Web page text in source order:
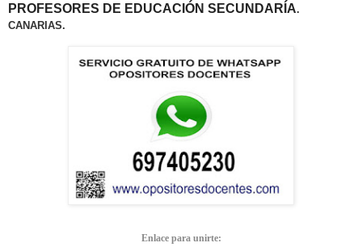
PROFESORES DE EDUCACIÓN SECUNDARÍA.
CANARIAS.
Enlace para unirte: